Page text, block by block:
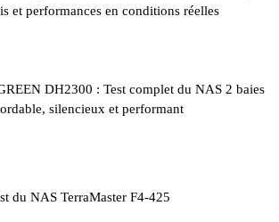
et performances en conditions réelles
DH2300 : Test complet du NAS 2 baies
silencieux et performant
du NAS TerraMaster F4-425